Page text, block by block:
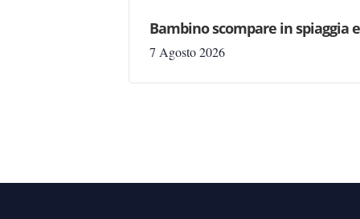
Bambino scompare in spiaggia
7 Agosto 2026